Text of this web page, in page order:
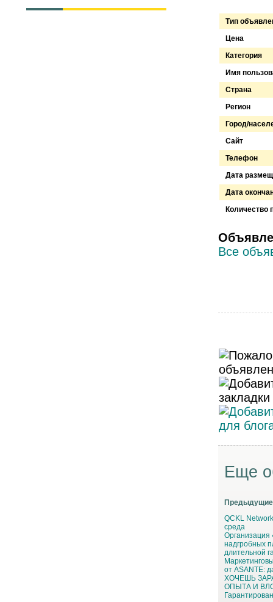
Тип
Цена
Категория
Имя
Страна
Регион
Город/
Сайт
Телефон
Дата
Дата
Количество
Все
Еще
Предыдущие
QCKL
среда
Организация
надгробных
длительной
от ASANTE:
ХОЧЕШЬ
ОПЫТА И